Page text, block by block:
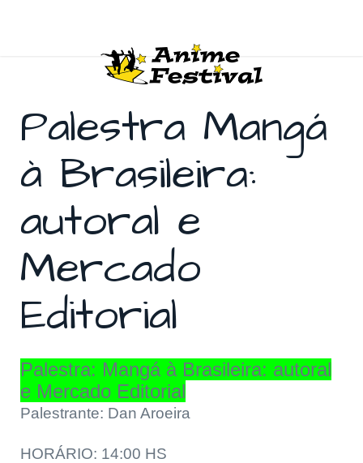
Palestra Mangá
à Brasileira:
autoral e
Mercado
Editorial
Palestra: Mangá à Brasileira: autoral
e Mercado Editorial
Palestrante: Dan Aroeira
HORÁRIO: 14:00 HS